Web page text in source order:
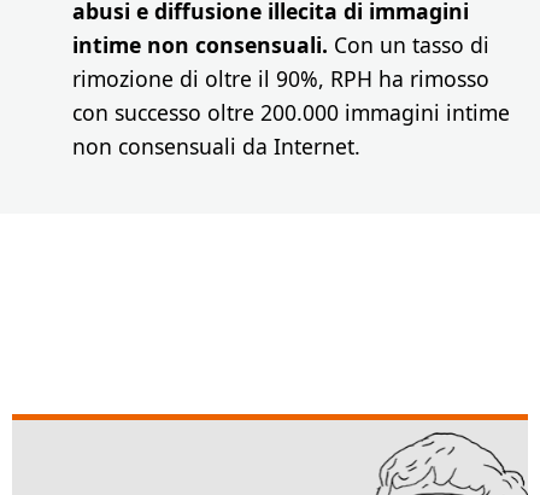
abusi e diffusione illecita di immagini
intime non consensuali. Con un tasso di
rimozione di oltre il 90%, RPH ha rimosso
con successo oltre 200.000 immagini intime
non consensuali da Internet.